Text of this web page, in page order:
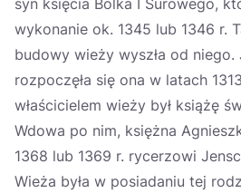
syn księcia Bolka I Surowego,
wykonanie ok. 1345 lub 1346 r.
budowy wieży wyszła od
rozpoczęła się ona w latach
właścicielem wieży był książę
Wdowa po nim, księżna
1368 lub 1369 r. rycerzowi
Wieża była w posiadaniu tej